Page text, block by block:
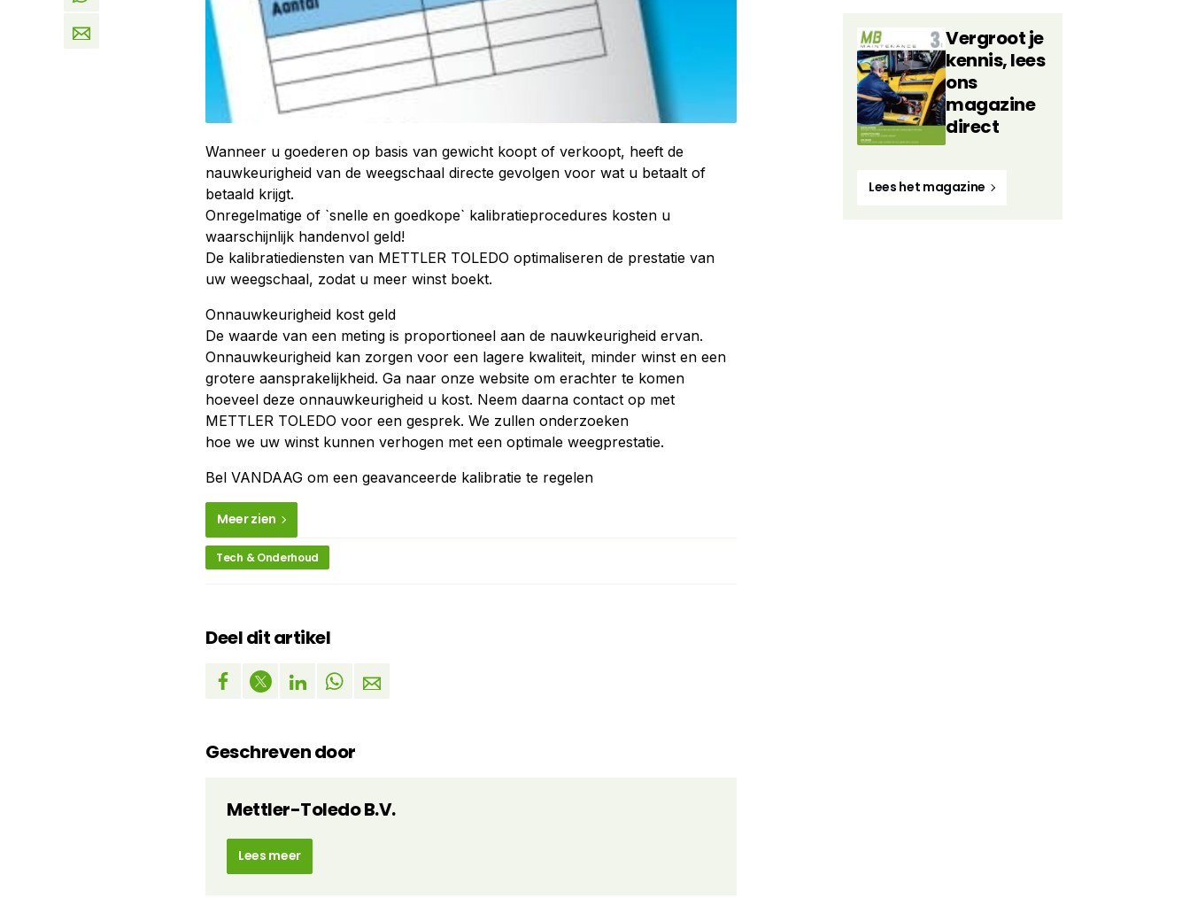
Wanneer u goederen op basis van gewicht koopt of verkoopt, heeft de
nauwkeurigheid van de weegschaal directe gevolgen voor wat u betaalt of
betaald krijgt.
Onregelmatige of `snelle en goedkope` kalibratieprocedures kosten u
waarschijnlijk handenvol geld!
De kalibratiediensten van METTLER TOLEDO optimaliseren de prestatie van
uw weegschaal, zodat u meer winst boekt.
Onnauwkeurigheid kost geld
De waarde van een meting is proportioneel aan de nauwkeurigheid ervan.
Onnauwkeurigheid kan zorgen voor een lagere kwaliteit, minder winst en een
grotere aansprakelijkheid. Ga naar onze website om erachter te komen
hoeveel deze onnauwkeurigheid u kost. Neem daarna contact op met
METTLER TOLEDO voor een gesprek. We zullen onderzoeken
hoe we uw winst kunnen verhogen met een optimale weegprestatie.
Bel VANDAAG om een geavanceerde kalibratie te regelen
Meer zien
Tech & Onderhoud
Deel dit artikel
Geschreven door
Mettler-Toledo B.V.
Lees meer
Vergroot je
kennis, lees
ons
magazine
direct
Lees het magazine